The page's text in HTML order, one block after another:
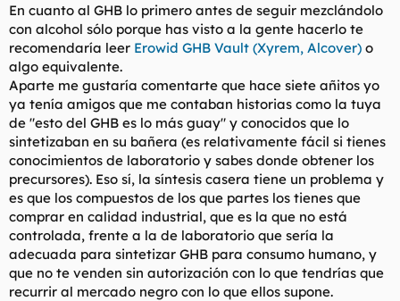
En cuanto al GHB lo primero antes de seguir mezclándolo
con alcohol sólo porque has visto a la gente hacerlo te
recomendaría leer Erowid GHB Vault (Xyrem, Alcover) o
algo equivalente.
Aparte me gustaría comentarte que hace siete añitos yo
ya tenía amigos que me contaban historias como la tuya
de "esto del GHB es lo más guay" y conocidos que lo
sintetizaban en su bañera (es relativamente fácil si tienes
conocimientos de laboratorio y sabes donde obtener los
precursores). Eso sí, la síntesis casera tiene un problema y
es que los compuestos de los que partes los tienes que
comprar en calidad industrial, que es la que no está
controlada, frente a la de laboratorio que sería la
adecuada para sintetizar GHB para consumo humano, y
que no te venden sin autorización con lo que tendrías que
recurrir al mercado negro con lo que ellos supone.